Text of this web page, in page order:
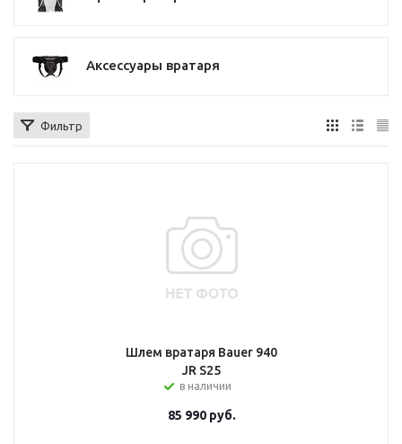
Аксессуары вратаря
Фильтр
Шлем вратаря Bauer 940
JR S25
в наличии
85 990руб.